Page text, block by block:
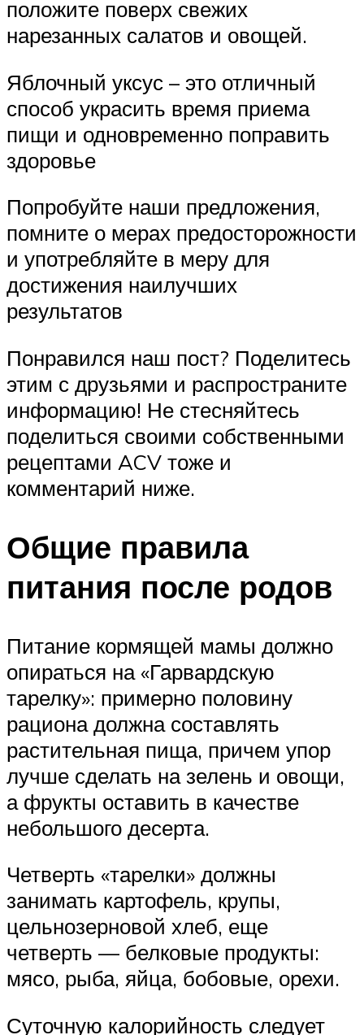
положите поверх свежих
нарезанных салатов и овощей.
Яблочный уксус – это отличный
способ украсить время приема
пищи и одновременно поправить
здоровье
Попробуйте наши предложения,
помните о мерах предосторожности
и употребляйте в меру для
достижения наилучших
результатов
Понравился наш пост? Поделитесь
этим с друзьями и распространите
информацию! Не стесняйтесь
поделиться своими собственными
рецептами ACV тоже и
комментарий ниже.
Общие правила
питания после родов
Питание кормящей мамы должно
опираться на «Гарвардскую
тарелку»: примерно половину
рациона должна составлять
растительная пища, причем упор
лучше сделать на зелень и овощи,
а фрукты оставить в качестве
небольшого десерта.
Четверть «тарелки» должны
занимать картофель, крупы,
цельнозерновой хлеб, еще
четверть — белковые продукты:
мясо, рыба, яйца, бобовые, орехи.
Суточную калорийность следует